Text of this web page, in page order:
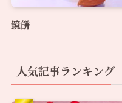
鏡餅
人気記事ランキング